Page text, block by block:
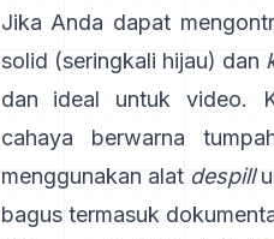
Jika Anda dapat
solid (seringkali hijau) dan
dan ideal untuk video.
cahaya berwarna
menggunakan alat despill
bagus termasuk